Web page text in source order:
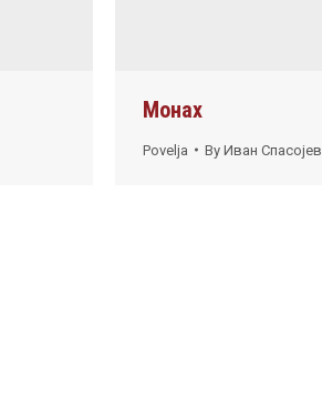
Монах
Povelja By Иван